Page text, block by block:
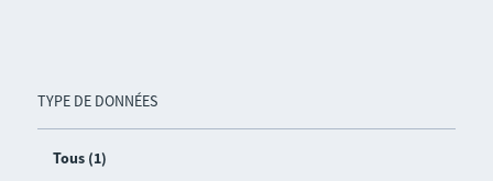
TYPE DE DONNÉES
Tous (1)